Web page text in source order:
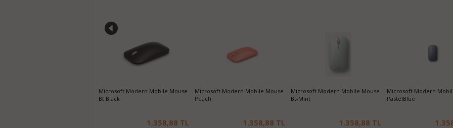
Microsoft Modern Mobile Mouse
Bt Black
1.358,88 TL
Microsoft Modern Mobile Mouse
Peach
1.358,88 TL
Microsoft Modern Mobile Mouse
Bt-Mint
1.358,88 TL
Microsoft Modern
PastelBlue